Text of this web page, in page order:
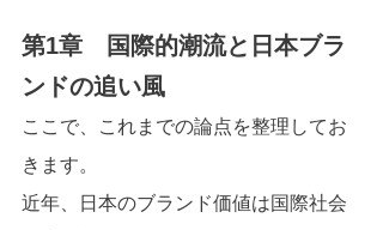
第1章　国際的潮流と日本ブラ
ンドの追い風
ここで、これまでの論点を整理してお
きます。
近年、日本のブランド価値は国際社会